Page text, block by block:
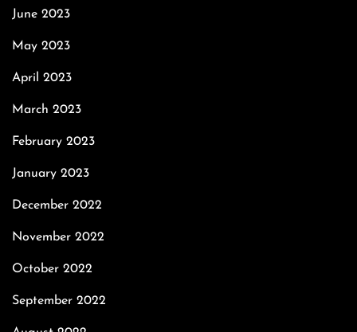
June 2023
May 2023
April 2023
March 2023
February 2023
January 2023
December 2022
November 2022
October 2022
September 2022